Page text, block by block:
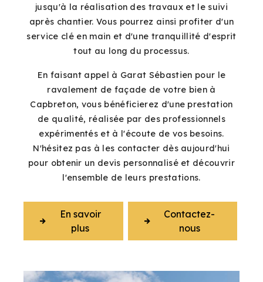
jusqu'à la réalisation des travaux et le suivi
après chantier. Vous pourrez ainsi profiter d'un
service clé en main et d'une tranquillité d'esprit
tout au long du processus.
En faisant appel à Garat Sébastien pour le
ravalement de façade de votre bien à
Capbreton, vous bénéficierez d'une prestation
de qualité, réalisée par des professionnels
expérimentés et à l'écoute de vos besoins.
N'hésitez pas à les contacter dès aujourd'hui
pour obtenir un devis personnalisé et découvrir
l'ensemble de leurs prestations.
En savoir
plus
Contactez-
nous